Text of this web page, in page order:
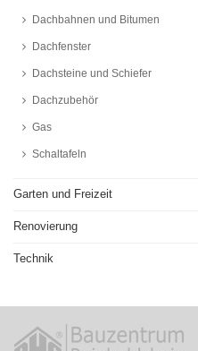
Dachbahnen und Bitumen
Dachfenster
Dachsteine und Schiefer
Dachzubehör
Gas
Schaltafeln
Garten und Freizeit
Renovierung
Technik